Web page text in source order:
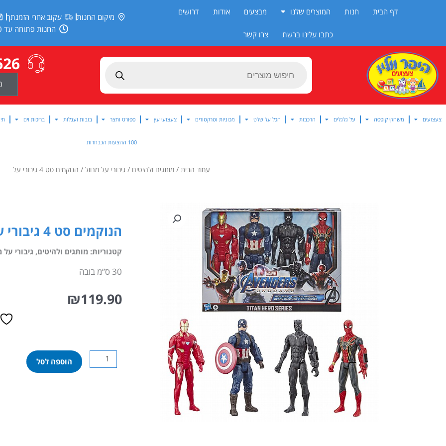
דף הבית חנות המוצרים שלנו מבצעים אודות דרושים
כתבו עלינו ברשת צרו קשר
מיקום החנות עקוב אחרי הזמנתך
החנות פתוחה עד 20:00
Products
צעצועים משחקי קופסה על גלגלים הרכבות הכל על שלט מכוניות וטרקטורים צעצועי עץ ספורט וחצר בובות ועגלות בריכות וים
100 ההצעות הנבחרות
עמוד הבית / מותגים ולהיטים / גיבורי על מרוול / הנוקמים סט 4 גיבורי על
הנוקמים סט 4 גיבורי על
קטגוריות:מותגים ולהיטים, גיבורי על
30 ס”מ בובה
₪119.90
כמות
של
הוספה לסל